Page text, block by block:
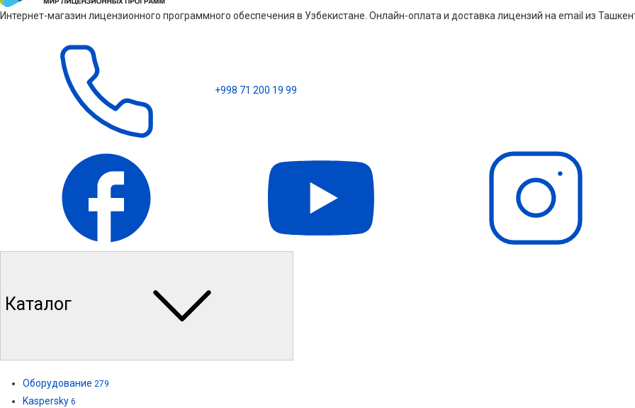
Интернет-магазин лицензионного программного обеспечения в Узбекистане. Онлайн-оплата и доставка лицензий на email из
+998 71 200 19 99
Каталог
Оборудование 279
Kaspersky 6